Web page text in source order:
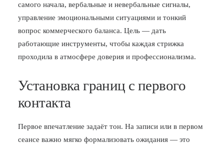
самого начала, вербальные и невербальные сигналы,
управление эмоциональными ситуациями и тонкий
вопрос коммерческого баланса. Цель — дать
работающие инструменты, чтобы каждая стрижка
проходила в атмосфере доверия и профессионализма.
Установка границ с первого
контакта
Первое впечатление задаёт тон. На записи или в первом
сеансе важно мягко формализовать ожидания — это